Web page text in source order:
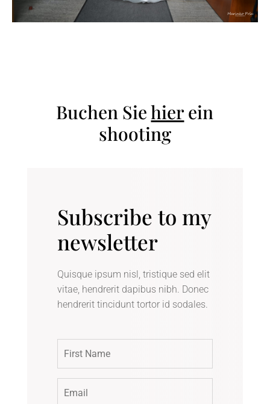
Buchen Siehierein
shooting
Subscribe to my
newsletter
Quisque ipsum nisl, tristique sed elit
vitae, hendrerit dapibus nibh. Donec
hendrerit tincidunt tortor id sodales.